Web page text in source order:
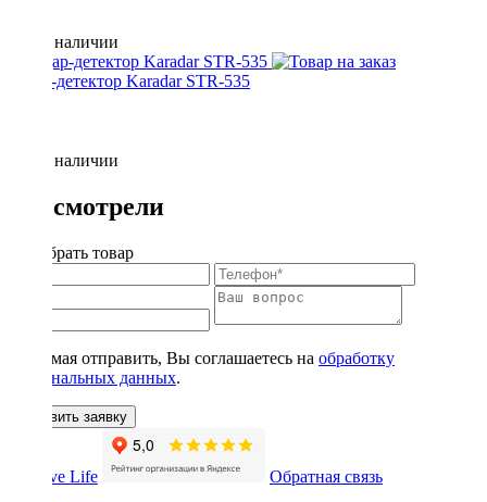
Нет в наличии
Радар-детектор Karadar STR-535
Нет в наличии
Вы смотрели
Подобрать товар
Нажимая отправить, Вы соглашаетесь на обработку
персональных данных.
Оставить заявку
Обратная связь